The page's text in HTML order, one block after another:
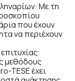
Με τη
που έχουν
να περιέχουν
μεθόδους
TESE έχει